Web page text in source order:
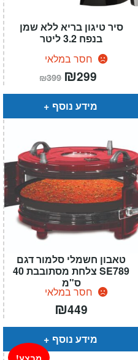
סיר טיגון בריא ללא שמן
בנפח 3.2 ליטר
חסר במלאי
₪399 המחיר
המקורי
היה:
₪399.
₪299
הוא:
מידע נוסף
טאבון חשמלי סלמור דגם
SE789 צלחת מסתובבת 40
ס"מ
חסר במלאי
₪449
מידע נוסף
מבצע!